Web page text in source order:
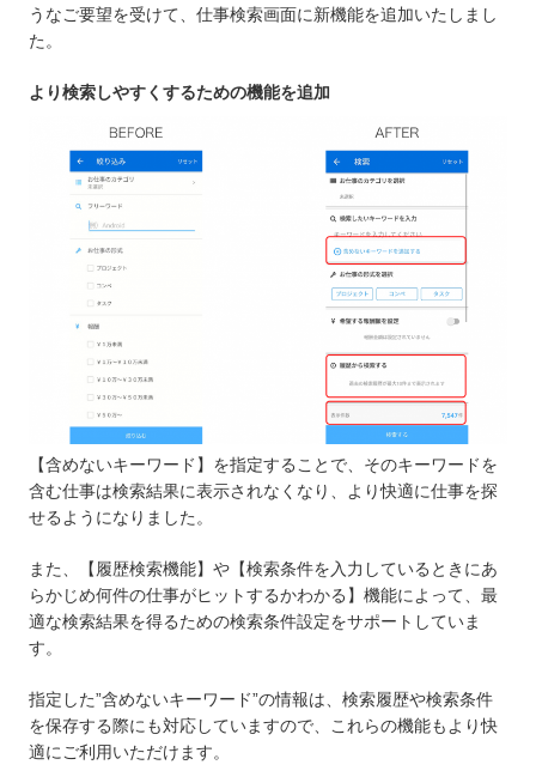
うなご要望を受けて、仕事検索画面に新機能を追加いたしまし
た。
より検索しやすくするための機能を追加
【含めないキーワード】を指定することで、そのキーワードを
含む仕事は検索結果に表示されなくなり、より快適に仕事を探
せるようになりました。
また、【履歴検索機能】や【検索条件を入力しているときにあ
らかじめ何件の仕事がヒットするかわかる】機能によって、最
適な検索結果を得るための検索条件設定をサポートしていま
す。
指定した”含めないキーワード”の情報は、検索履歴や検索条件
を保存する際にも対応していますので、これらの機能もより快
適にご利用いただけます。